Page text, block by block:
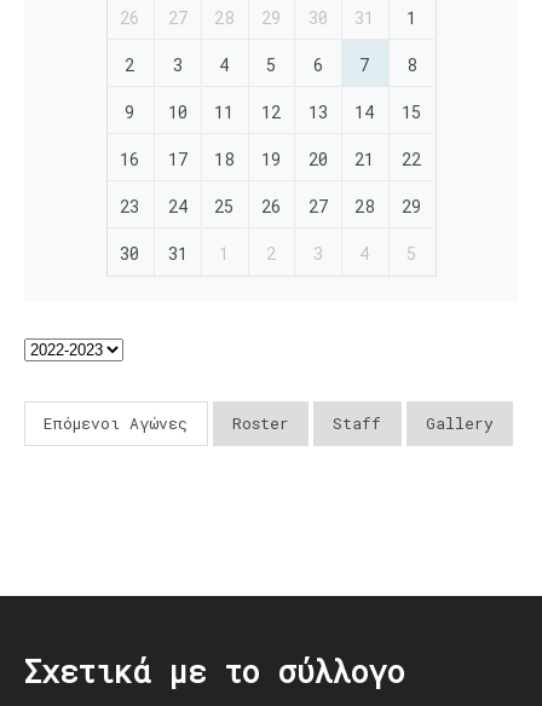
26 27 28 29 30 31 1
2 3 4 5 6 7 8
9 10 11 12 13 14 15
16 17 18 19 20 21 22
23 24 25 26 27 28 29
30 31 1 2 3 4 5
Επόμενοι Αγώνες Roster Staff Gallery
Σχετικά με το σύλλογο